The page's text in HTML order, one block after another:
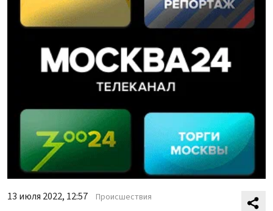
13 июля 2022, 12:57 Происшествия